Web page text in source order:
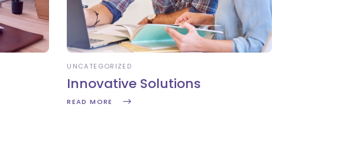
UNCATEGORIZED
Innovative Solutions
READ MORE